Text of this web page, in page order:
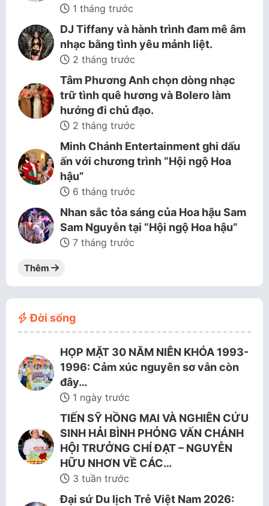
1 tháng trước
DJ Tiffany và hành trình đam mê âm
nhạc bằng tình yêu mảnh liệt.
2 tháng trước
Tâm Phương Anh chọn dòng nhạc
trữ tình quê hương và Bolero làm
hướng đi chủ đạo.
2 tháng trước
Minh Chánh Entertainment ghi dấu
ấn với chương trình “Hội ngộ Hoa
hậu”
6 tháng trước
Nhan sắc tỏa sáng của Hoa hậu Sam
Sam Nguyễn tại “Hội ngộ Hoa hậu”
7 tháng trước
Thêm
Đời sống
HỌP MẶT 30 NĂM NIÊN KHÓA 1993-
1996: Cảm xúc nguyên sơ vẫn còn
đây…
1 ngày trước
TIẾN SỸ HỒNG MAI VÀ NGHIÊN CỨU
SINH HẢI BÌNH PHỎNG VẤN CHÁNH
HỘI TRƯỞNG CHÍ ĐẠT – NGUYỄN
HỮU NHƠN VỀ CÁC…
3 tuần trước
Đại sứ Du lịch Trẻ Việt Nam 2026: